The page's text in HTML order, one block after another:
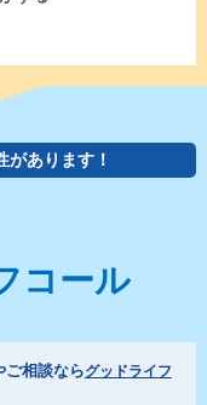
あります！
コール
ご相談ならグッドライフ